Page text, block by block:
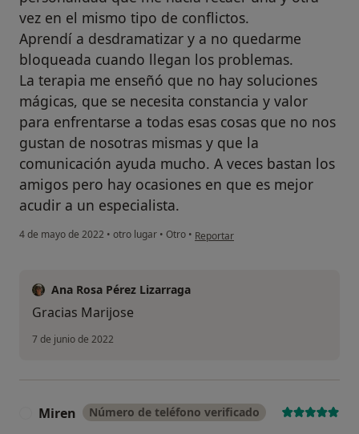
vez en el mismo tipo de conflictos.
Aprendí a desdramatizar y a no quedarme
bloqueada cuando llegan los problemas.
La terapia me enseñó que no hay soluciones
mágicas, que se necesita constancia y valor
para enfrentarse a todas esas cosas que no nos
gustan de nosotras mismas y que la
comunicación ayuda mucho. A veces bastan los
amigos pero hay ocasiones en que es mejor
acudir a un especialista.
4 de mayo de 2022 • otro lugar • Otro • en opinión del usuario MJA
Reportar
Ana Rosa Pérez Lizarraga
Gracias Marijose
7 de junio de 2022
Miren Número de teléfono verificado